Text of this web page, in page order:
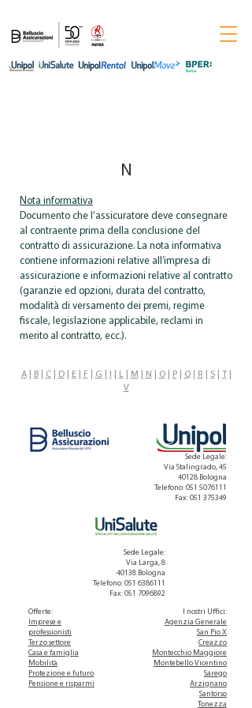
N
Nota informativa
Documento che l’assicuratore deve consegnare
al contraente prima della conclusione del
contratto di assicurazione. La nota informativa
contiene informazioni relative all’impresa di
assicurazione e informazioni relative al contratto
(garanzie ed opzioni, durata del contratto,
modalità di versamento dei premi, regime
fiscale, legislazione applicabile, reclami in
merito al contratto, ecc.).
A| B| C| D| E| F G L| M N O| P| Q| R S| T|
V
Sede Legale:
Via Stalingrado, 45
40128 Bologna
Telefono: 051 5076111
Fax:051 375349
Sede Legale:
Via Larga, 8
40138 Bologna
Telefono: 051 6386111
Fax:051 7096892
Offerte:
Imprese e
professionisti
Terzo settore
Casa e famiglia
Mobilità
Protezione e futuro
Pensione e risparmi
I nostri Uffici:
Agenzia Generale
San Pio X
Creazzo
Montecchio Maggiore
Montebello Vicentino
Sarego
Arzignano
Santorso
Tonezza